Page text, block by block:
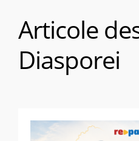
Articole
Diasporei